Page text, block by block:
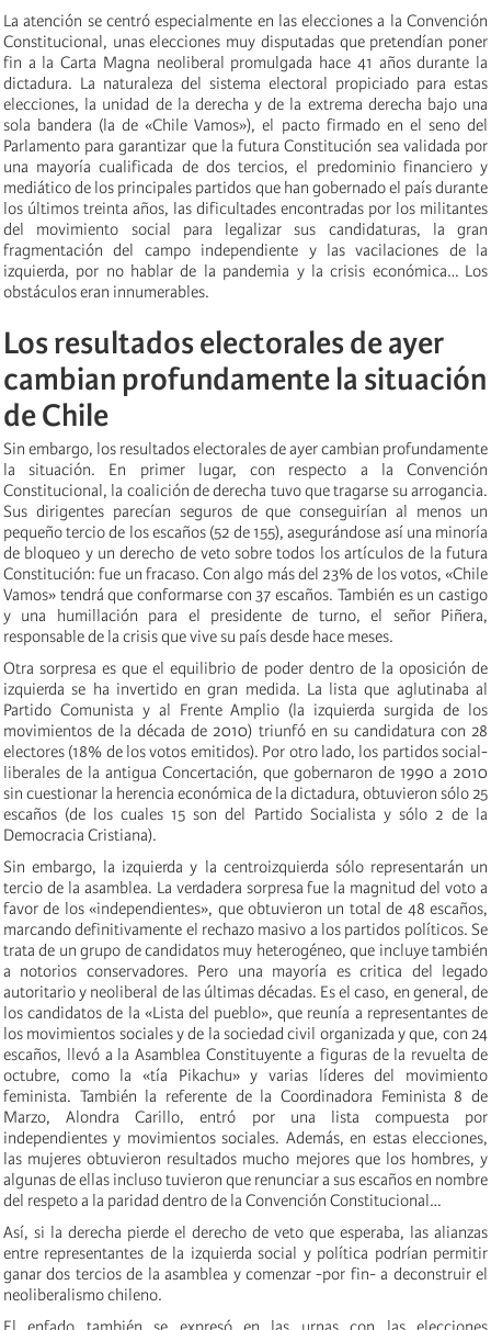
La atención se centró especialmente en las elecciones a la Convención
Constitucional, unas elecciones muy disputadas que pretendían poner
fin a la Carta Magna neoliberal promulgada hace 41 años durante la
dictadura. La naturaleza del sistema electoral propiciado para estas
elecciones, la unidad de la derecha y de la extrema derecha bajo una
sola bandera (la de «Chile Vamos»), el pacto firmado en el seno del
Parlamento para garantizar que la futura Constitución sea validada por
una mayoría cualificada de dos tercios, el predominio financiero y
mediático de los principales partidos que han gobernado el país durante
los últimos treinta años, las dificultades encontradas por los militantes
del movimiento social para legalizar sus candidaturas, la gran
fragmentación del campo independiente y las vacilaciones de la
izquierda, por no hablar de la pandemia y la crisis económica… Los
obstáculos eran innumerables.
Los resultados electorales de ayer
cambian profundamente la situación
de Chile
Sin embargo, los resultados electorales de ayer cambian profundamente
la situación. En primer lugar, con respecto a la Convención
Constitucional, la coalición de derecha tuvo que tragarse su arrogancia.
Sus dirigentes parecían seguros de que conseguirían al menos un
pequeño tercio de los escaños (52 de 155), asegurándose así una minoría
de bloqueo y un derecho de veto sobre todos los artículos de la futura
Constitución: fue un fracaso. Con algo más del 23% de los votos, «Chile
Vamos» tendrá que conformarse con 37 escaños. También es un castigo
y una humillación para el presidente de turno, el señor Piñera,
responsable de la crisis que vive su país desde hace meses.
Otra sorpresa es que el equilibrio de poder dentro de la oposición de
izquierda se ha invertido en gran medida. La lista que aglutinaba al
Partido Comunista y al Frente Amplio (la izquierda surgida de los
movimientos de la década de 2010) triunfó en su candidatura con 28
electores (18% de los votos emitidos). Por otro lado, los partidos social-
liberales de la antigua Concertación, que gobernaron de 1990 a 2010
sin cuestionar la herencia económica de la dictadura, obtuvieron sólo 25
escaños (de los cuales 15 son del Partido Socialista y sólo 2 de la
Democracia Cristiana).
Sin embargo, la izquierda y la centroizquierda sólo representarán un
tercio de la asamblea. La verdadera sorpresa fue la magnitud del voto a
favor de los «independientes», que obtuvieron un total de 48 escaños,
marcando definitivamente el rechazo masivo a los partidos políticos. Se
trata de un grupo de candidatos muy heterogéneo, que incluye también
a notorios conservadores. Pero una mayoría es critica del legado
autoritario y neoliberal de las últimas décadas. Es el caso, en general, de
los candidatos de la «Lista del pueblo», que reunía a representantes de
los movimientos sociales y de la sociedad civil organizada y que, con 24
escaños, llevó a la Asamblea Constituyente a figuras de la revuelta de
octubre, como la «tía Pikachu» y varias líderes del movimiento
feminista. También la referente de la Coordinadora Feminista 8 de
Marzo, Alondra Carillo, entró por una lista compuesta por
independientes y movimientos sociales. Además, en estas elecciones,
las mujeres obtuvieron resultados mucho mejores que los hombres, y
algunas de ellas incluso tuvieron que renunciar a sus escaños en nombre
del respeto a la paridad dentro de la Convención Constitucional…
Así, si la derecha pierde el derecho de veto que esperaba, las alianzas
entre representantes de la izquierda social y política podrían permitir
ganar dos tercios de la asamblea y comenzar -por fin- a deconstruir el
neoliberalismo chileno.